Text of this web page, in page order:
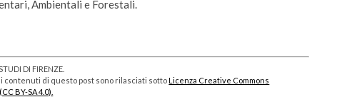
Ambientali e Forestali.
DI FIRENZE.
contenuti di questo post sono rilasciati sottoLicenza Creative Commons
BY-SA 4.0).